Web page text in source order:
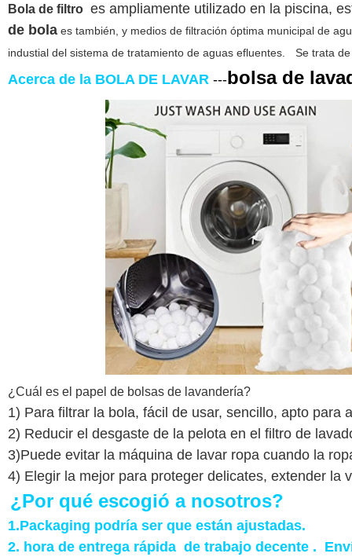
Bola de filtro es ampliamente utilizado en la piscina,
de bolaes también, y medios de filtración óptima municipal de
industial del sistema de tratamiento de aguas efluentes.
Se trata
Acerca de la BOLA DE LAVAR---bolsa de
¿Cuál es el papel de bolsas de lavandería?
1) Para filtrar la bola, fácil de usar, sencillo, apto
2) Reducir el desgaste de la pelota en el filtro de
3)Puede evitar la máquina de lavar ropa cuando la
4) Elegir la mejor para proteger delicates, extender la
¿Por qué escogió a nosotros?
1.Packaging podría ser que están ajustadas.
2. hora de entrega rápida de trabajo decente .